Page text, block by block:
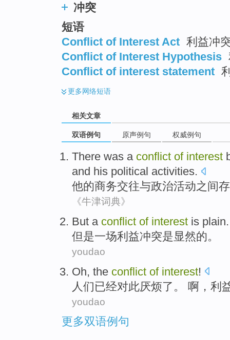
冲突
短语
Conflict of Interest Act 利益冲
Conflict of Interest Hypothesis
Conflict of interest statement
更多网络短语
相关文章
双语例句 原声例句 权威例句
There was a conflict of interest
and his political activities.
他的商务交往与政治活动之间
《牛津词典》
But a conflict of interest is plain.
但是一场利益冲突是显然的。
youdao
Oh, the conflict of interest!
人们已经对此厌烦了。 啊 ，利
youdao
更多双语例句